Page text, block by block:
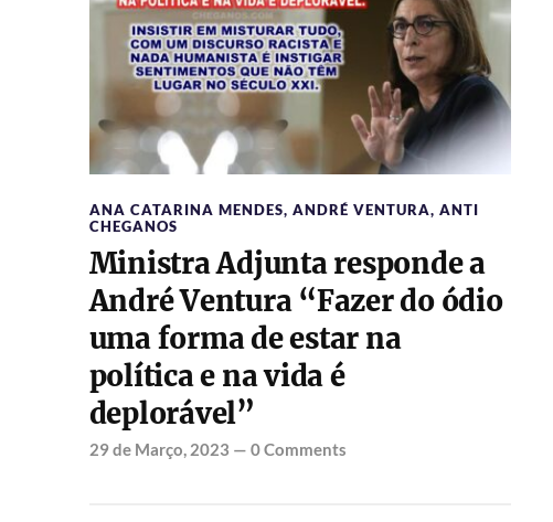
ANA CATARINA MENDES, ANDRÉ VENTURA, ANTI
CHEGANOS
Ministra Adjunta responde a
André Ventura “Fazer do ódio
uma forma de estar na
política e na vida é
deplorável”
29 de Março, 2023 — 0 Comments